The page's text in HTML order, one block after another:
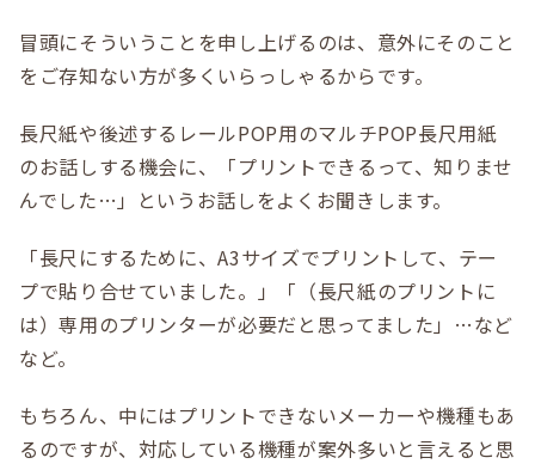
冒頭にそういうことを申し上げるのは、意外にそのこと
をご存知ない方が多くいらっしゃるからです。
長尺紙や後述するレールPOP用のマルチPOP長尺用紙
のお話しする機会に、「プリントできるって、知りませ
んでした…」というお話しをよくお聞きします。
「長尺にするために、A3サイズでプリントして、テー
プで貼り合せていました。」「（長尺紙のプリントに
は）専用のプリンターが必要だと思ってました」…など
など。
もちろん、中にはプリントできないメーカーや機種もあ
るのですが、対応している機種が案外多いと言えると思